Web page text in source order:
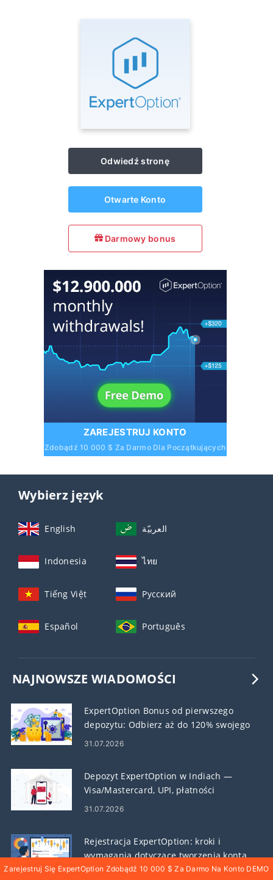
Odwiedź stronę
Otwarte Konto
Darmowy bonus
ZAREJESTRUJ KONTO
Zdobądź 10 000 $ Za Darmo Dla Początkujących
Wybierz język
English العربيّة
Indonesia ไทย
Tiếng Việt Русский
Español Português
NAJNOWSZE WIADOMOŚCI
ExpertOption Bonus od pierwszego
depozytu: Odbierz aż do 120% swojego
depozytu
31.07.2026
Depozyt ExpertOption w Indiach —
Visa/Mastercard, UPI, płatności
elektroniczne i kryptowaluty
31.07.2026
Rejestracja ExpertOption: kroki i
wymagania dotyczące tworzenia konta
31.07.2026
Zarejestruj Się ExpertOption Zdobądź 10 000 $ Za Darmo Na Konto DEMO